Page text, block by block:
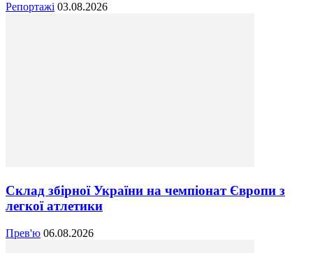
Репортажі 03.08.2026
Склад збірної України на чемпіонат Європи з
легкої атлетики
Прев'ю 06.08.2026